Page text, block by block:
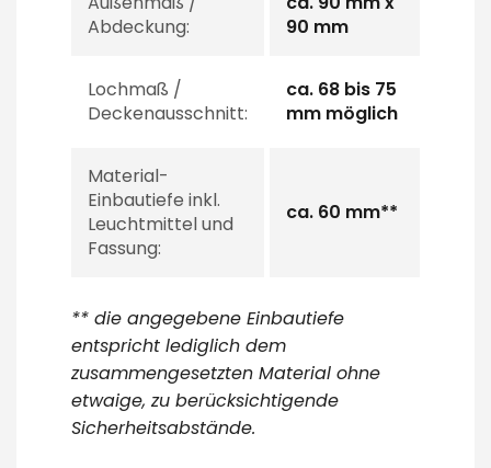
Abdeckung:
90 mm
Lochmaß /
Deckenausschnitt:
ca. 68 bis 75
mm möglich
Material-
Einbautiefe inkl.
Leuchtmittel und
Fassung:
ca. 60 mm**
** die angegebene Einbautiefe
entspricht lediglich dem
zusammengesetzten Material ohne
etwaige, zu berücksichtigende
Sicherheitsabstände.